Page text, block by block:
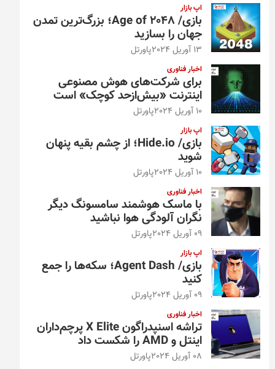
اپ بازار
بازی/ Age of 2048؛ بزرگ‌ترین تمدن
جهان را بسازید
13 آوریل 2024 پاورتل
اخبار فناوری
برای شرکت‌های هوش مصنوعی
اینترنت «بیش‌از‌حد کوچک» است
10 آوریل 2024 پاورتل
اپ بازار
بازی/ Hide.io؛ از چشم بقیه پنهان
شوید
10 آوریل 2024 پاورتل
اخبار فناوری
با ماسک هوشمند سامسونگ دیگر
نگران آلودگی هوا نباشید
09 آوریل 2024 پاورتل
اپ بازار
بازی/ Agent Dash؛ سکه‌ها را جمع
کنید
09 آوریل 2024 پاورتل
اخبار فناوری
تراشه اسنپدراگون X Elite پرچم‌داران
اینتل و AMD را شکست داد
08 آوریل 2024 پاورتل